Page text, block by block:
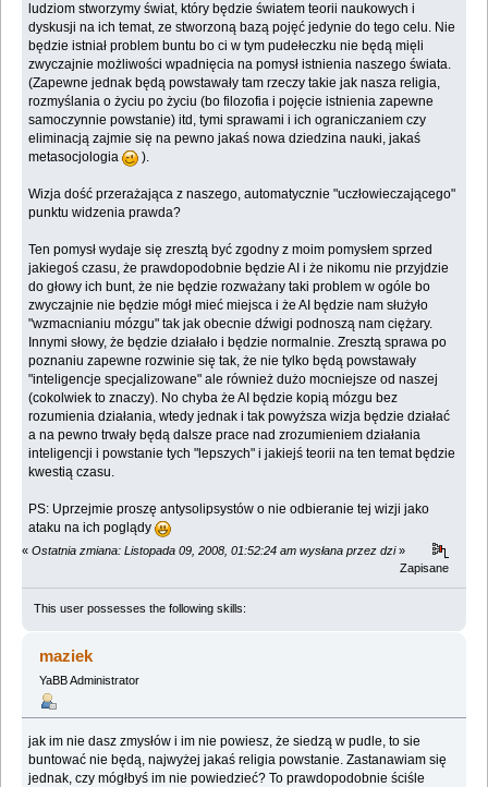
ludziom stworzymy świat, który będzie światem teorii naukowych i
dyskusji na ich temat, ze stworzoną bazą pojęć jedynie do tego celu. Nie
będzie istniał problem buntu bo ci w tym pudełeczku nie będą mięli
zwyczajnie możliwości wpadnięcia na pomysł istnienia naszego świata.
(Zapewne jednak będą powstawały tam rzeczy takie jak nasza religia,
rozmyślania o życiu po życiu (bo filozofia i pojęcie istnienia zapewne
samoczynnie powstanie) itd, tymi sprawami i ich ograniczaniem czy
eliminacją zajmie się na pewno jakaś nowa dziedzina nauki, jakaś
metasocjologia
).
Wizja dość przerażająca z naszego, automatycznie "uczłowieczającego"
punktu widzenia prawda?
Ten pomysł wydaje się zresztą być zgodny z moim pomysłem sprzed
jakiegoś czasu, że prawdopodobnie będzie AI i że nikomu nie przyjdzie
do głowy ich bunt, że nie będzie rozważany taki problem w ogóle bo
zwyczajnie nie będzie mógł mieć miejsca i że AI będzie nam służyło
"wzmacnianiu mózgu" tak jak obecnie dźwigi podnoszą nam ciężary.
Innymi słowy, że będzie działało i będzie normalnie. Zresztą sprawa po
poznaniu zapewne rozwinie się tak, że nie tylko będą powstawały
"inteligencje specjalizowane" ale również dużo mocniejsze od naszej
(cokolwiek to znaczy). No chyba że AI będzie kopią mózgu bez
rozumienia działania, wtedy jednak i tak powyższa wizja będzie działać
a na pewno trwały będą dalsze prace nad zrozumieniem działania
inteligencji i powstanie tych "lepszych" i jakiejś teorii na ten temat będzie
kwestią czasu.
PS: Uprzejmie proszę antysolipsystów o nie odbieranie tej wizji jako
ataku na ich poglądy
« Ostatnia zmiana: Listopada 09, 2008, 01:52:24 am wysłana przez dzi»
Zapisane
This user possesses the following skills:
maziek
YaBB Administrator
jak im nie dasz zmysłów i im nie powiesz, że siedzą w pudle, to sie
buntować nie będą, najwyżej jakaś religia powstanie. Zastanawiam się
jednak, czy mógłbyś im nie powiedzieć? To prawdopodobnie ściśle